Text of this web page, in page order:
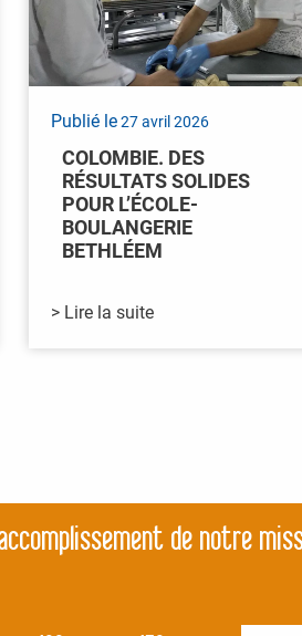
Publié le27 avril 2026
COLOMBIE. DES
RÉSULTATS SOLIDES
POUR L’ÉCOLE-
BOULANGERIE
BETHLÉEM
> Lire la suite
de notre